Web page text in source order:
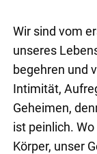
Wir sind vom
unseres
begehren und
Intimität,
Geheimen,
ist peinlich.
Körper, unser